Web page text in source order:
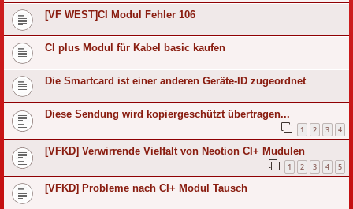
[VF WEST]CI Modul Fehler 106
CI plus Modul für Kabel basic kaufen
Die Smartcard ist einer anderen Geräte-ID zugeordnet
Diese Sendung wird kopiergeschützt übertragen...
1 2 3 4
[VFKD] Verwirrende Vielfalt von Neotion CI+ Mudulen
1 2 3 4 5
[VFKD] Probleme nach CI+ Modul Tausch